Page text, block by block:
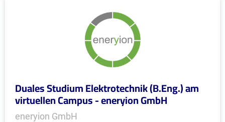
Duales Studium Elektrotechnik (B.Eng.) am
virtuellen Campus - eneryion GmbH
eneryion GmbH